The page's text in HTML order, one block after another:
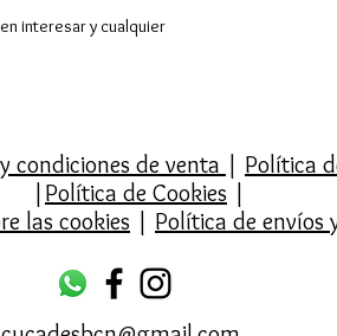
interesar y cualquier
condiciones de venta | Política
| Política de Cookies |
las cookies | Política de envíos